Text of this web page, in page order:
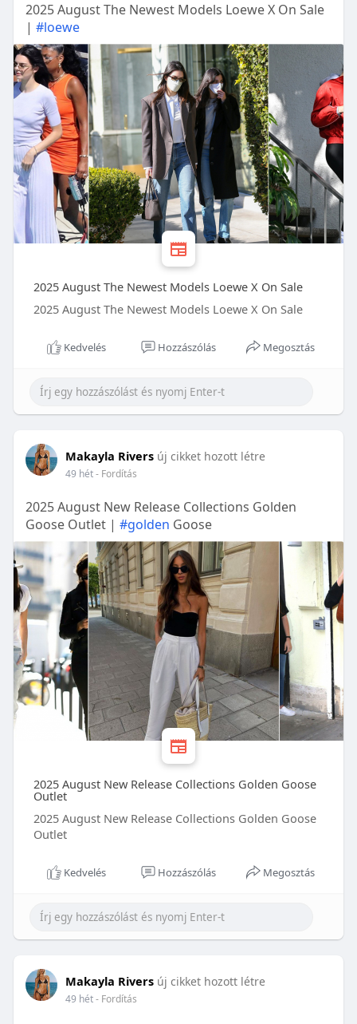
2025 August The Newest Models Loewe X On Sale
| #loewe
2025 August The Newest Models Loewe X On Sale
2025 August The Newest Models Loewe X On Sale
Kedvelés Hozzászólás Megosztás
Makayla Rivers új cikket hozott létre
49 hét- Fordítás
2025 August New Release Collections Golden
Goose Outlet | #golden Goose
2025 August New Release Collections Golden Goose
Outlet
2025 August New Release Collections Golden Goose
Outlet
Kedvelés Hozzászólás Megosztás
Makayla Rivers új cikket hozott létre
49 hét- Fordítás